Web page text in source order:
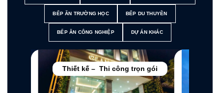
BẾP ĂN TRƯỜNG HỌC BẾP DU THUYỀN
BẾP ĂN CÔNG NGHIỆP DỰ ÁN KHÁC
Thiết kế – Thi công trọn gói